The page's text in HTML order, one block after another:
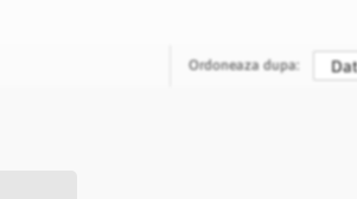
Ordoneaza dupa: